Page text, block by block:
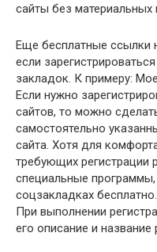
сайты без материальных
Еще бесплатные ссылки
если
закладок. К примеру:
Если нужно
сайтов, то можно
самостоятельно
сайта. Хотя для
требующих регистрации
специальные
соцзакладках
При выполнении
его описание и название